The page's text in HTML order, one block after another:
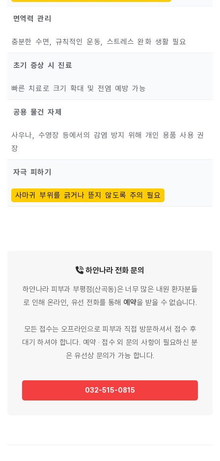
면역력 관리
충분한 수면, 규칙적인 운동, 스트레스 완화 생활 필요
초기 증상 시 진료
빠른 치료로 크기 확대 및 전염 예방 가능
공용 물건 자제
사우나, 수영장 등에서의 감염 방지 위해 개인 용품 사용 권
장
자극 피하기
사마귀 부위를 긁거나 뜯지 않도록 주의 필요
하얀나라 전화 문의
하얀나라 피부과 부평점(산곡동)은 너무 많은 내원 환자분들
로 인해 온라인, 유선 전화를 통해 예약을 받을 수 없습니다.
모든 접수는 오프라인으로 피부과 직접 방문하셔서 접수 후
대기 하셔야 합니다. 예약 · 접수 외 문의 사항이 필요하신 분
은 유선상 문의가 가능 합니다.
032-515-0815